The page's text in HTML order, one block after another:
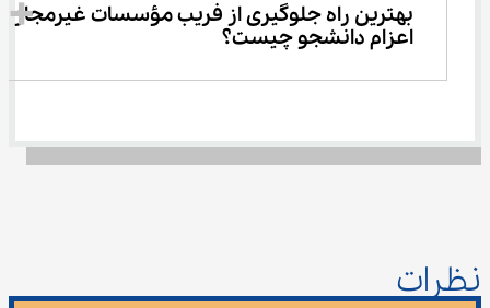
بهترین راه جلوگیری از فریب مؤسسات غیرمجاز
اعزام دانشجو چیست؟
نظرات